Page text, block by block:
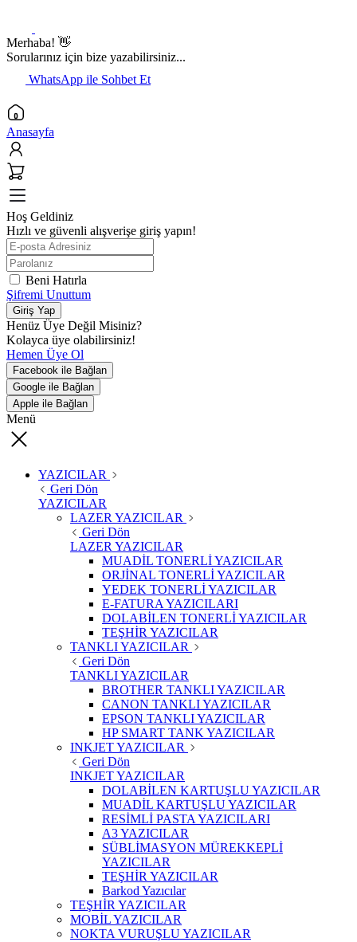
Merhaba! 👋
Sorularınız için bize yazabilirsiniz...
WhatsApp ile Sohbet Et
Anasayfa
Hoş Geldiniz
Hızlı ve güvenli alışverişe giriş yapın!
Beni Hatırla
Şifremi Unuttum
Giriş Yap
Henüz Üye Değil Misiniz?
Kolayca üye olabilirsiniz!
Hemen Üye Ol
Facebook ile Bağlan
Google ile Bağlan
Apple ile Bağlan
Menü
YAZICILAR
Geri Dön
YAZICILAR
LAZER YAZICILAR
Geri Dön
LAZER YAZICILAR
MUADİL TONERLİ YAZICILAR
ORJİNAL TONERLİ YAZICILAR
YEDEK TONERLİ YAZICILAR
E-FATURA YAZICILARI
DOLABİLEN TONERLİ YAZICILAR
TEŞHİR YAZICILAR
TANKLI YAZICILAR
Geri Dön
TANKLI YAZICILAR
BROTHER TANKLI YAZICILAR
CANON TANKLI YAZICILAR
EPSON TANKLI YAZICILAR
HP SMART TANK YAZICILAR
INKJET YAZICILAR
Geri Dön
INKJET YAZICILAR
DOLABİLEN KARTUŞLU YAZICILAR
MUADİL KARTUŞLU YAZICILAR
RESİMLİ PASTA YAZICILARI
A3 YAZICILAR
SÜBLİMASYON MÜREKKEPLİ
YAZICILAR
TEŞHİR YAZICILAR
Barkod Yazıcılar
TEŞHİR YAZICILAR
MOBİL YAZICILAR
NOKTA VURUŞLU YAZICILAR